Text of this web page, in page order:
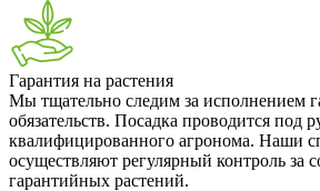
Гарантия на растения
Мы тщательно следим за исполнением
обязательств. Посадка проводится под
квалифицированного агронома. Наши
осуществляют регулярный контроль за
гарантийных растений.